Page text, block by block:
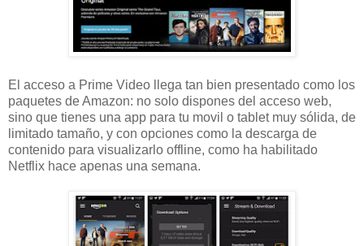
El acceso a Prime Video llega tan bien presentado como los
paquetes de Amazon: no solo dispones del acceso web,
sino que tienes una app para tu movil o tablet muy sólida, de
limitado tamaño, y con opciones como la descarga de
contenido para visualizarlo offline, como ha habilitado
Netflix hace apenas una semana.